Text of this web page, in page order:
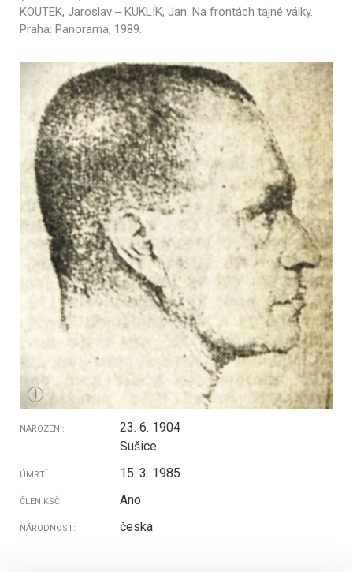
KOUTEK, Jaroslav ‒ KUKLÍK, Jan: Na frontách tajné války.
Praha: Panorama, 1989.
i
NAROZENÍ:
23. 6. 1904
Sušice
ÚMRTÍ: 15. 3. 1985
ČLEN KSČ: Ano
NÁRODNOST: česká